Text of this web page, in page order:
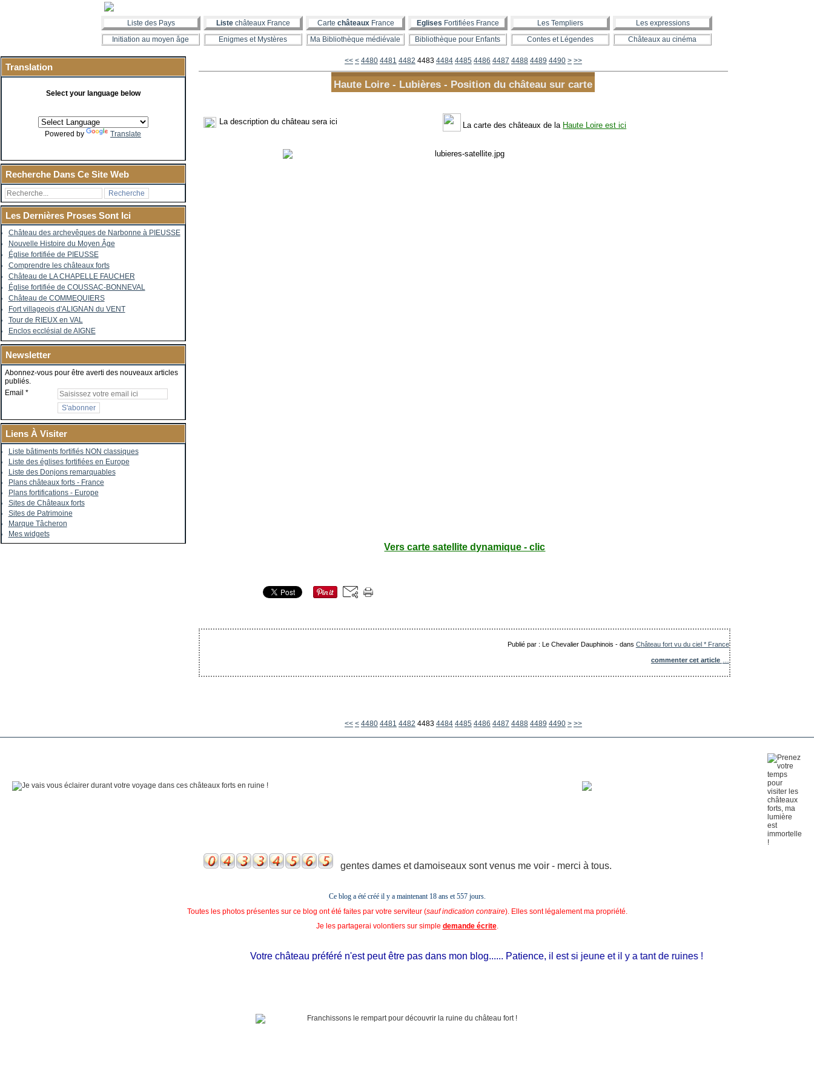
Liste des Pays Liste châteaux France Carte châteauxFrance Eglises Fortifiées France Les Templiers
Les expressions
Initiation au moyen âge
Enigmes et Mystères Ma Bibliothèque médiévale Bibliothèque pour Enfants Contes et Légendes Châteaux au cinéma
Translation
Select your language below
Powered by Translate
Recherche Dans Ce Site Web
Les Dernières Proses Sont Ici
Château des archevêques de Narbonne à PIEUSSE
Nouvelle Histoire du Moyen Âge
Église fortifiée de PIEUSSE
Comprendre les châteaux forts
Château de LA CHAPELLE FAUCHER
Église fortifiée de COUSSAC-BONNEVAL
Château de COMMEQUIERS
Fort villageois d'ALIGNAN du VENT
Tour de RIEUX en VAL
Enclos ecclésial de AIGNE
Newsletter
Abonnez-vous pour être averti des nouveaux articles
publiés.
Email
Liens À Visiter
Liste bâtiments fortifiés NON classiques
Liste des églises fortifiées en Europe
Liste des Donjons remarquables
Plans châteaux forts - France
Plans fortifications - Europe
Sites de Châteaux forts
Sites de Patrimoine
Marque Tâcheron
Mes widgets
<< < 4400
4410
4420
4430
4440
4450
4460
4470
4480 4481 4482 4483 4484 4485 4486 4487 4488 4489 4490 4500
4600
4700
4800
4900
5000
5100
5200
5300
5400
5500
5600
> >>
Haute Loire - Lubières - Position du château sur carte
La description du château sera ici La carte des châteaux de la Haute Loire est ici
Vers carte satellite dynamique - clic
Publié par : Le Chevalier Dauphinois -dans Château fort vu du ciel * France
commenter cet article
<< < 4400
4410
4420
4430
4440
4450
4460
4470
4480 4481 4482 4483 4484 4485 4486 4487 4488 4489 4490 4500
4600
4700
4800
4900
5000
5100
5200
5300
5400
5500
5600
> >>
gentes dames et damoiseaux sont venus me voir - merci à tous.
Ce blog a été créé il y a maintenant 18 ans et557 jours.
Toutes les photos présentes sur ce blog ont été faites par votre serviteur (sauf indication contraire). Elles sont légalement ma propriété.
Je les partagerai volontiers sur simple demande écrite.
Votre château préféré n'est peut être pas dans mon blog...... Patience, il est si jeune et il y a tant de ruines !